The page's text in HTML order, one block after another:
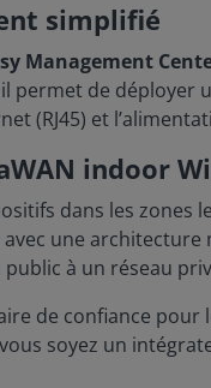
simplifié
Management
permet de déployer
(RJ45) et
indoor
dans les zones
une
public à un réseau
de confiance pour
soyez un